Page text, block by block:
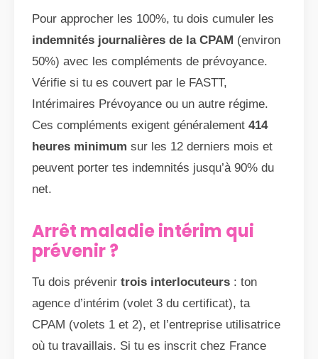
Pour approcher les 100%, tu dois cumuler les
indemnités journalières de la CPAM (environ
50%) avec les compléments de prévoyance.
Vérifie si tu es couvert par le FASTT,
Intérimaires Prévoyance ou un autre régime.
Ces compléments exigent généralement 414
heures minimum sur les 12 derniers mois et
peuvent porter tes indemnités jusqu’à 90% du
net.
Arrêt maladie intérim qui
prévenir ?
Tu dois prévenir trois interlocuteurs : ton
agence d’intérim (volet 3 du certificat), ta
CPAM (volets 1 et 2), et l’entreprise utilisatrice
où tu travaillais. Si tu es inscrit chez France